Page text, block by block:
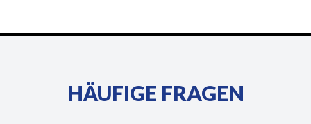
HÄUFIGE FRAGEN